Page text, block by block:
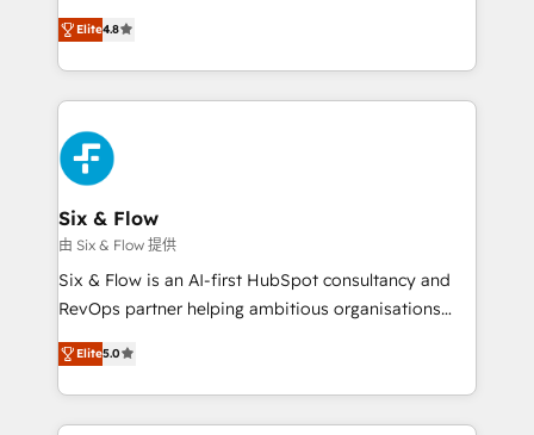
partners who will embed ourselves into your
business, processes and systems 🏢 We specialise in
complex use cases 🏆 CRM Implementation,
Platform Enablement, Custom Integration and
Certified
herramienta: es del enfoque con el que se
implementó. Trabajamos con un catálogo de +80
casos de uso: cada uno resuelve un problema
concreto de tu operación en HubSpot. La entrega
toma de 1 a 3 semanas por caso, abordamos varios
en paralelo cuando tiene sentido, y siempre
confirmamos resultados antes de seguir avanzando.
Empiezas a ver resultados antes de que termine el
mes. 🏆 HubSpot Partner of the Year 2022, máximo
reconocimiento del ecosistema. Elite Solutions
Partner, el nivel más alto. +700 clientes
Hospital ABC, Hogares Unión, Yves Rocher,
MacStore, Café Britt, Bella Piel, confiaron en
Elite4.8
Six & Flow
由 Six & Flow 提供
Six & Flow is an AI-first HubSpot consultancy and
RevOps partner helping ambitious organisations
grow with clarity, confidence, and intelligence.
Operating across the UK, Netherlands, Ireland, and
Canada, we’ve delivered thousands of successful
HubSpot projects for mid-market and enterprise
Elite5.0